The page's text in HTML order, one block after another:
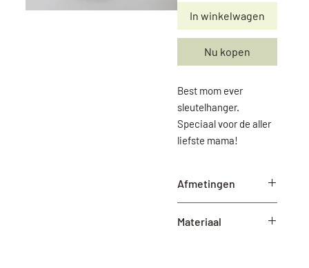
In winkelwagen
Nu kopen
Best mom ever
sleutelhanger.
Speciaal voor de aller
liefste mama!
Afmetingen
(lxbxh)
Materiaal